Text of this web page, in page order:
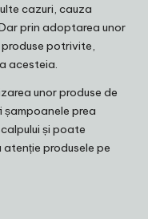
cazuri, cauza
prin adoptarea unor
potrivite,
acesteia.
unor produse de
șampoanele prea
și poate
atenție produsele pe